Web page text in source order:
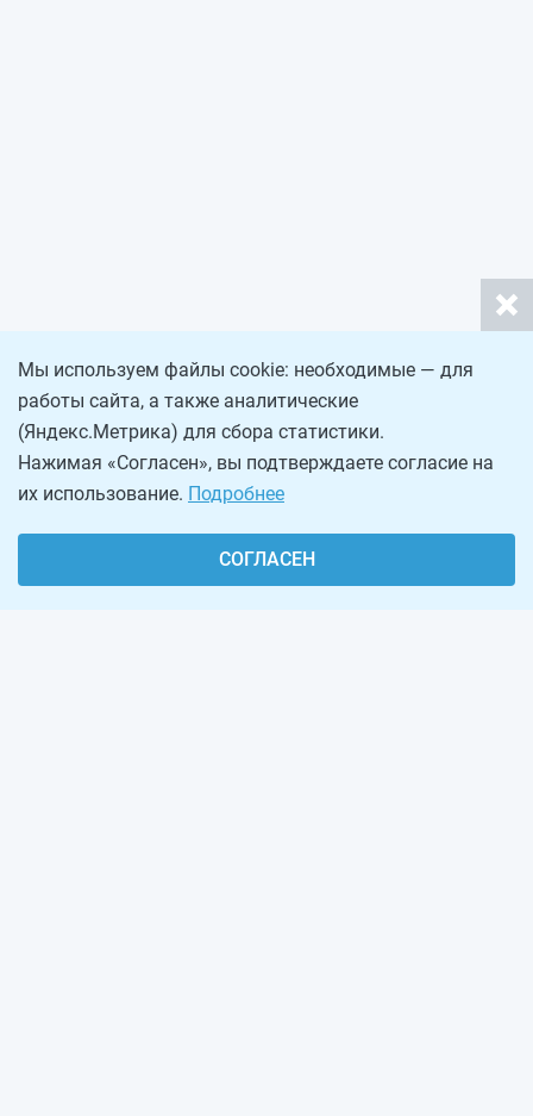
Мы используем файлы cookie: необходимые — для
работы сайта, а также аналитические
(Яндекс.Метрика) для сбора статистики.
Нажимая «Согласен», вы подтверждаете согласие на
их использование. Подробнее
СОГЛАСЕН